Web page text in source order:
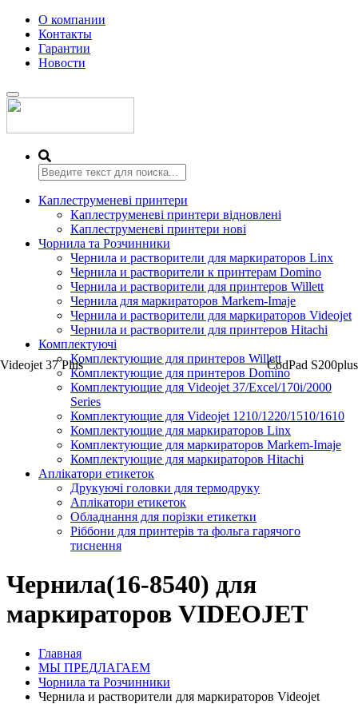
О компании
Контакты
Гарантии
Новости
Переключить
навигацию
Каплеструменеві принтери
Каплеструменеві принтери відновлені
Каплеструменеві принтери нові
Чорнила та Розчинники
Чернила и растворители для маркираторов Linx
Чернила и растворители к принтерам Domino
Чернила и растворители для принтеров Willett
Чернила для маркираторов Markem-Imaje
Чернила и растворители для маркираторов Videojet
Чернила и растворители для принтеров Hitachi
Комплектуючі
Комплектующие для принтеров Willett
Комплектующие для принтеров Domino
Комплектующие для Videojet 37/Excel/170i/2000
Series
Комплектующие для Videojet 1210/1220/1510/1610
Комплектующие для маркираторов Linx
Комплектующие для маркираторов Markem-Imaje
Комплектующие для маркираторов Hitachi
Аплікатори етикеток
Друкуючі головки для термодруку
Аплікатори етикеток
Обладнання для порізки етикетки
Ріббони для принтерів та фольга гарячого
тиснення
Чернила(16-8540) для
маркираторов VIDEOJET
Главная
МЫ ПРЕДЛАГАЕМ
Чорнила та Розчинники
Чернила и растворители для маркираторов Videojet
Videojet 37 Plus CodPad S200plus